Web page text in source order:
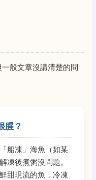
般文章沒講清楚的問
腥？
船凍」海魚（如某
凍後煮粥沒問題。
甜現流的魚，冷凍